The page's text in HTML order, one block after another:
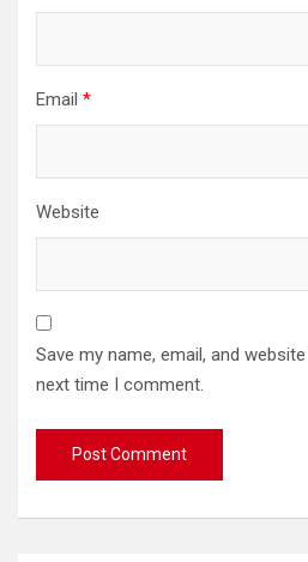
Email *
Website
Save my name, email, and
next time I comment.